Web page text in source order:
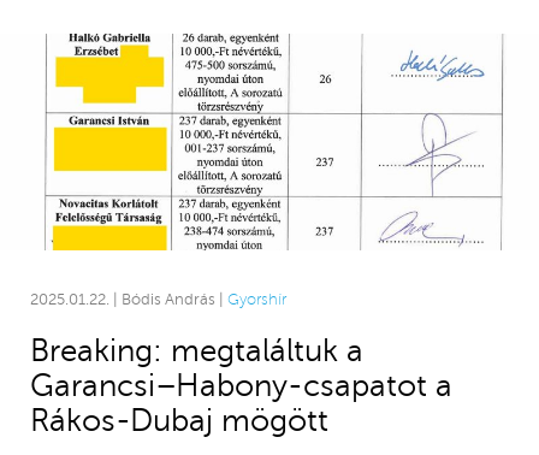
2025.01.22. | Bódis András | Gyorshír
Breaking: megtaláltuk a
Garancsi–Habony-csapatot a
Rákos-Dubaj mögött